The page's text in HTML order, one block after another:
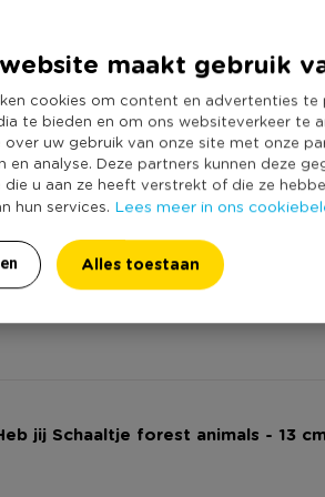
maakt gebruik
cookies om content en advertenties
te bieden en om ons websiteverkeer te
uw gebruik van onze site met onze
en analyse. Deze partners kunnen deze
u aan ze heeft verstrekt of die ze
hun services. Lees meer in ons
Alles toestaan
schaal is alleen per 4 te
jij Schaaltje forest animals - 13